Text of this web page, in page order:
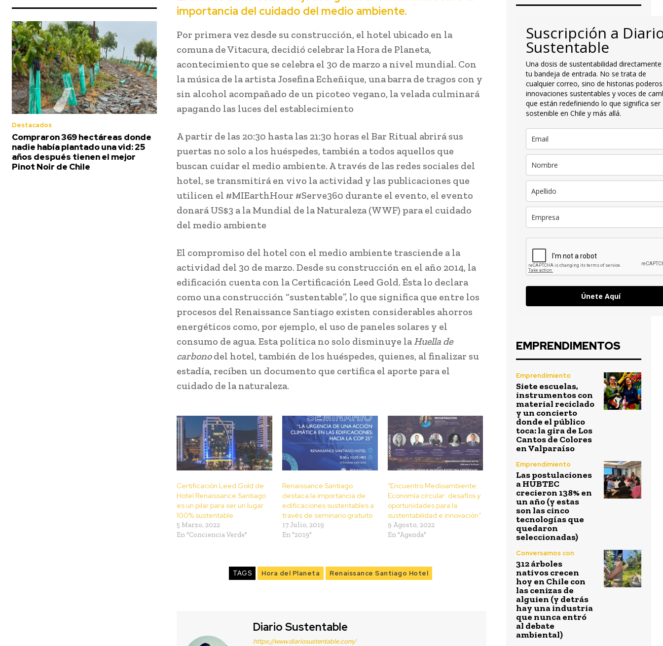
Destacados
Compraron 369 hectáreas donde
nadie había plantado una vid: 25
años después tienen el mejor
Pinot Noir de Chile
importancia del cuidado del medio ambiente.
Por primera vez desde su construcción, el hotel ubicado en la
comuna de Vitacura, decidió celebrar la Hora de Planeta,
acontecimiento que se celebra el 30 de marzo a nivel mundial. Con
la música de la artista Josefina Echeñique, una barra de tragos con y
sin alcohol acompañado de un picoteo vegano, la velada culminará
apagando las luces del establecimiento
A partir de las 20:30 hasta las 21:30 horas el Bar Ritual abrirá sus
puertas no solo a los huéspedes, también a todos aquellos que
buscan cuidar el medio ambiente. A través de las redes sociales del
hotel, se transmitirá en vivo la actividad y las publicaciones que
utilicen el #MIEarthHour #Serve360 durante el evento, el evento
donará US$3 a la Mundial de la Naturaleza (WWF) para el cuidado
del medio ambiente
El compromiso del hotel con el medio ambiente trasciende a la
actividad del 30 de marzo. Desde su construcción en el año 2014, la
edificación cuenta con la Certificación Leed Gold. Ésta lo declara
como una construcción “sustentable”, lo que significa que entre los
procesos del Renaissance Santiago existen considerables ahorros
energéticos como, por ejemplo, el uso de paneles solares y el
consumo de agua. Esta política no solo disminuye la Huella de
carbonodel hotel, también de los huéspedes, quienes, al finalizar su
estadía, reciben un documento que certifica el aporte para el
cuidado de la naturaleza.
Certificación Leed Gold de
Hotel Renaissance Santiago
es un pilar para ser un lugar
100% sustentable
5 Marzo, 2022
En "Conciencia Verde"
Renaissance Santiago
destaca la importancia de
edificaciones sustentables a
través de seminario gratuito
17 Julio, 2019
En "2019"
“Encuentro Medioambiente:
Economía circular: desafíos y
oportunidades para la
sustentabilidad e innovación”
9 Agosto, 2022
En "Agenda"
TAGS Hora del Planeta Renaissance Santiago Hotel
Diario Sustentable
https://www.diariosustentable.com/
Suscripción a
Sustentable
Una dosis de sustentabilidad
tu bandeja de entrada. No se trata de
cualquier correo, sino de historias
innovaciones sustentables y voces de
que están redefiniendo lo que significa ser
sostenible en Chile y más allá.
Únete Aquí
EMPRENDIMENTOS
Emprendimiento
Siete escuelas,
instrumentos con
material reciclado
y un concierto
donde el público
toca: la gira de Los
Cantos de Colores
en Valparaíso
Emprendimiento
Las postulaciones
a HUBTEC
crecieron 138% en
un año (y estas
son las cinco
tecnologías que
quedaron
seleccionadas)
Conversamos con
312 árboles
nativos crecen
hoy en Chile con
las cenizas de
alguien (y detrás
hay una industria
que nunca entró
al debate
ambiental)